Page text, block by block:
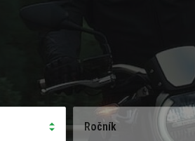
Ročník